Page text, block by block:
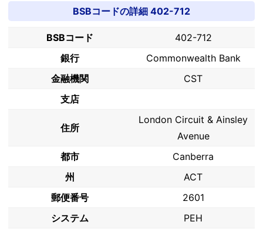
BSBコードの詳細 402-712
BSBコード
402-712
銀行
Commonwealth Bank
金融機関
CST
支店
住所
London Circuit & Ainsley
Avenue
都市
Canberra
州
ACT
郵便番号
2601
システム
PEH